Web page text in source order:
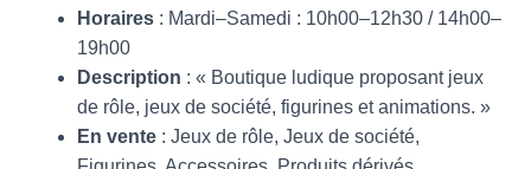
Horaires : Mardi–Samedi : 10h00–12h30 / 14h00–
19h00
Description : « Boutique ludique proposant jeux
de rôle, jeux de société, figurines et animations. »
En vente : Jeux de rôle, Jeux de société,